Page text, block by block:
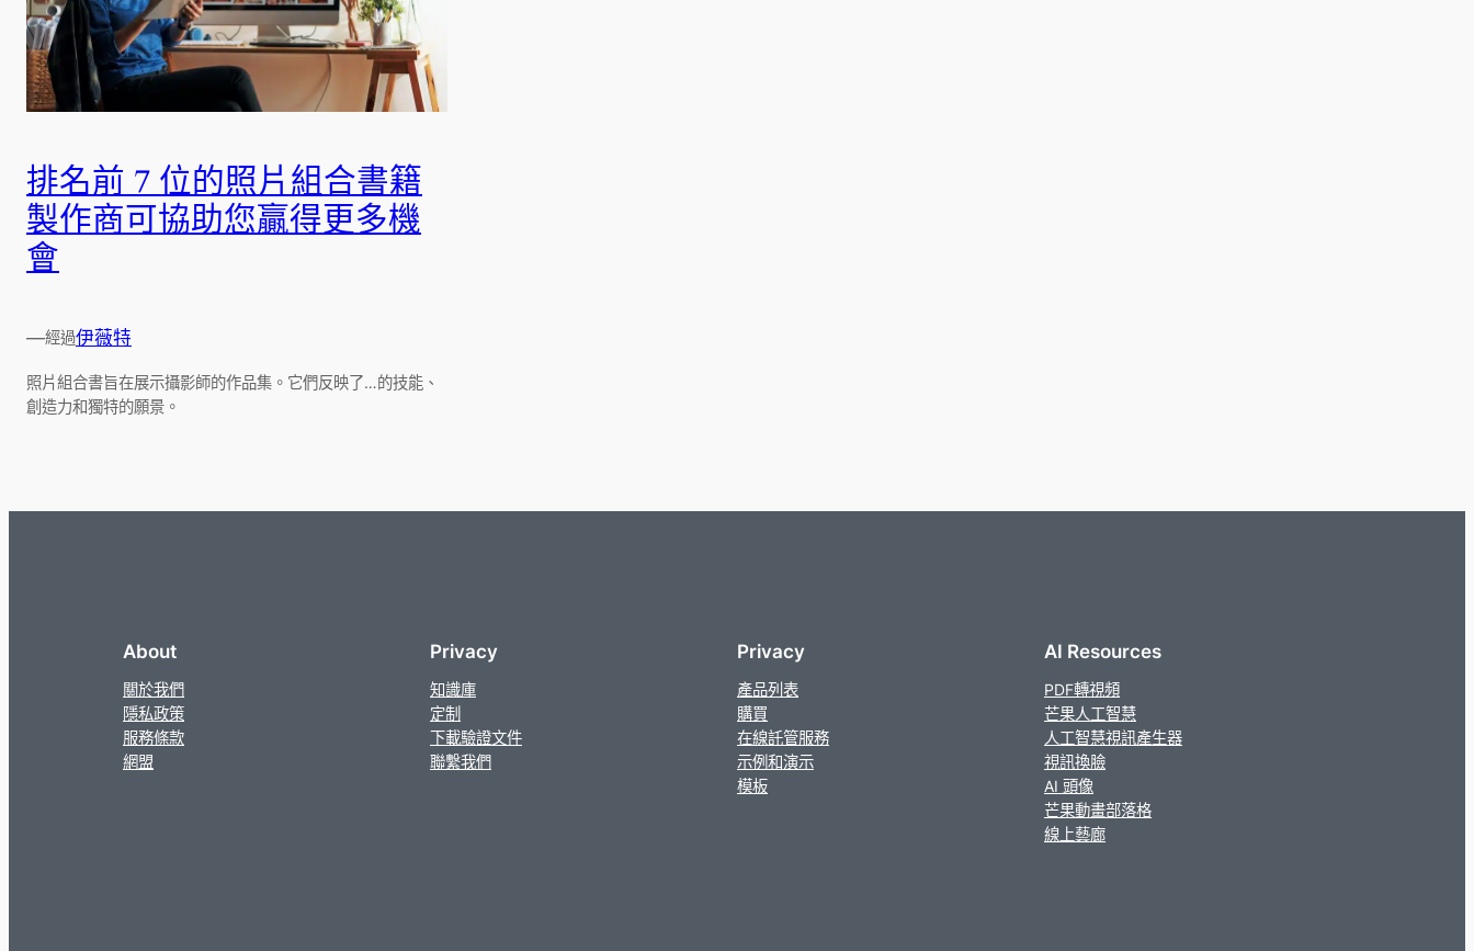
排名前 7 位的照片組合書籍
製作商可協助您贏得更多機
會
—經過伊薇特
照片組合書旨在展示攝影師的作品集。它們反映了…的技能、
創造力和獨特的願景。
About
關於我們
隱私政策
服務條款
網盟
Privacy
知識庫
定制
下載驗證文件
聯繫我們
Privacy
產品列表
購買
在線託管服務
示例和演示
模板
AI Resources
PDF轉視頻
芒果人工智慧
人工智慧視訊產生器
視訊換臉
AI 頭像
芒果動畫部落格
線上藝廊